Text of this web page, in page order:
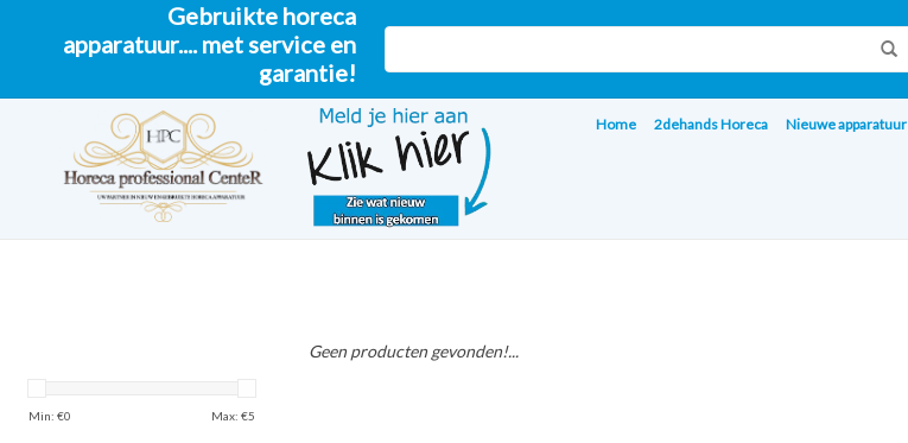
Gebruikte horeca
apparatuur.... met service en
garantie!
Home 2dehands Horeca Nieuwe apparatuur
Min: €0 Max: €5
Geen producten gevonden!...